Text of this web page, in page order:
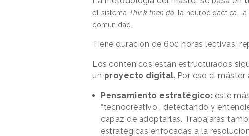
el sistema Think then do , la neurodidáctica,
comunidad.
Tiene duración de 600 horas lectivas,
Los contenidos están estructurados
un proyecto digital. Por eso el
Pensamiento estratégico: este
“tecnocreativo”, detectando y
capaz de adoptarlas. Trabajarás
estratégicas enfocadas a la